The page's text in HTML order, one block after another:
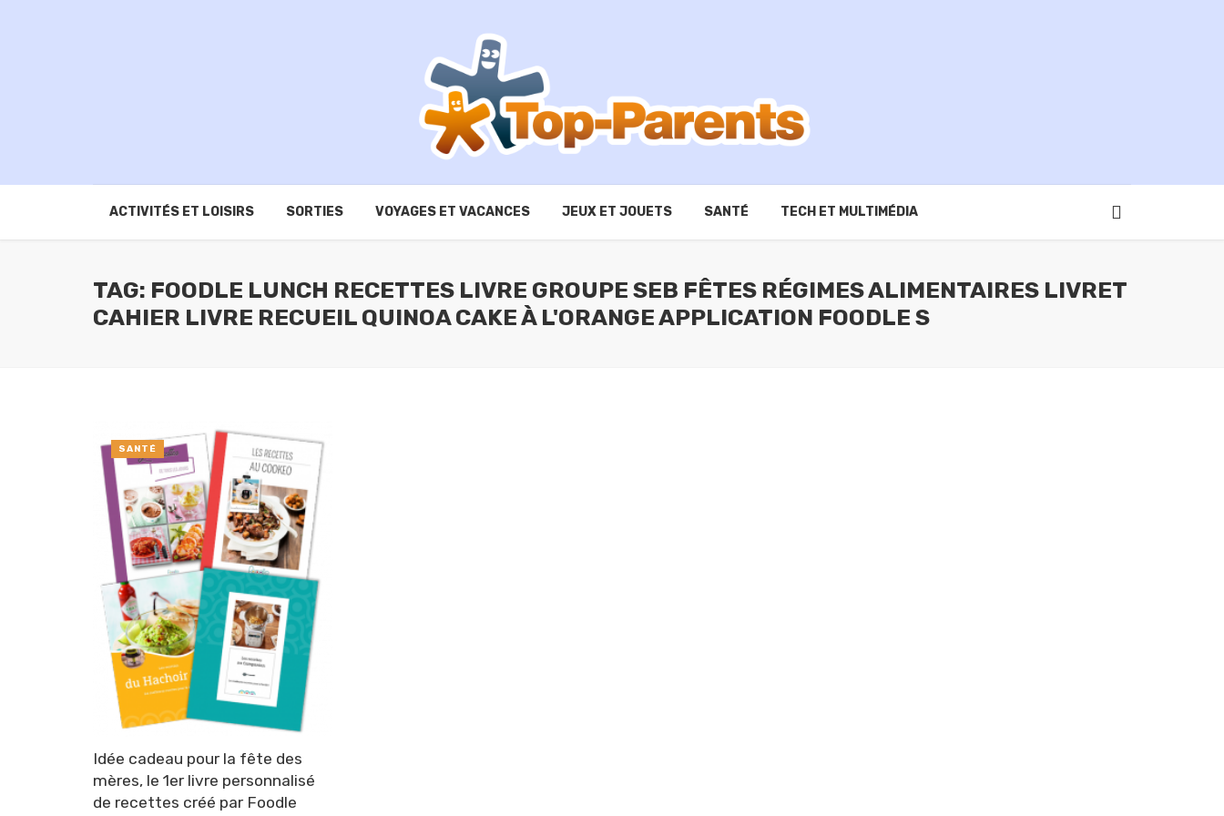
ACTIVITÉS ET LOISIRS SORTIES VOYAGES ET VACANCES JEUX ET JOUETS SANTÉ TECH ET MULTIMÉDIA
TAG: FOODLE LUNCH RECETTES LIVRE GROUPE SEB FÊTES RÉGIMES ALIMENTAIRES LIVRET
CAHIER LIVRE RECUEIL QUINOA CAKE À L'ORANGE APPLICATION FOODLE S
Idée cadeau pour la fête des
mères, le 1er livre personnalisé
de recettes créé par Foodle
SANTÉ